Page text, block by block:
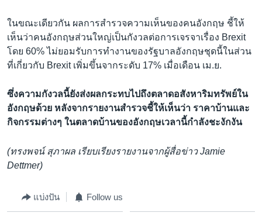
ในขณะเดียวกัน ผลการสำรวจความเห็นของคนอังกฤษ ชี้ให้
เห็นว่าคนอังกฤษส่วนใหญ่เป็นกังวลต่อการเจรจาเรื่อง Brexit
โดย 60% ไม่ยอมรับการทำงานของรัฐบาลอังกฤษชุดนี้ในส่วน
ที่เกี่ยวกับ Brexit เพิ่มขึ้นจากระดับ 17% เมื่อเดือน เม.ย.
ซึ่งความกังวลนี้ยังส่งผลกระทบไปถึงตลาดอสังหาริมทรัพย์ใน
อังกฤษด้วย หลังจากรายงานสำรวจชี้ให้เห็นว่า ราคาบ้านและ
กิจกรรมต่างๆ ในตลาดบ้านของอังกฤษเวลานี้กำลังชะงักงัน
(ทรงพจน์ สุภาผล เรียบเรียงรายงานจากผู้สื่อข่าว Jamie
Dettmer)
แบ่งปัน Follow us